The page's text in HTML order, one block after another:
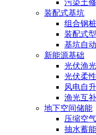
污染土
装配式基坑
组合钢桩
装配式
基坑自
新能源基础
光伏渔
光伏柔
风电自
渔光互
地下空间储能
压缩空
抽水蓄能